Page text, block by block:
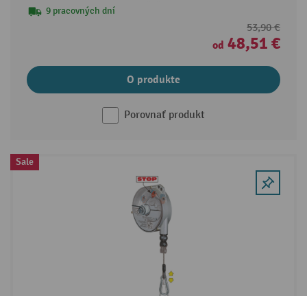
9 pracovných dní
53,90 €
od 48,51 €
O produkte
Porovnať produkt
Sale